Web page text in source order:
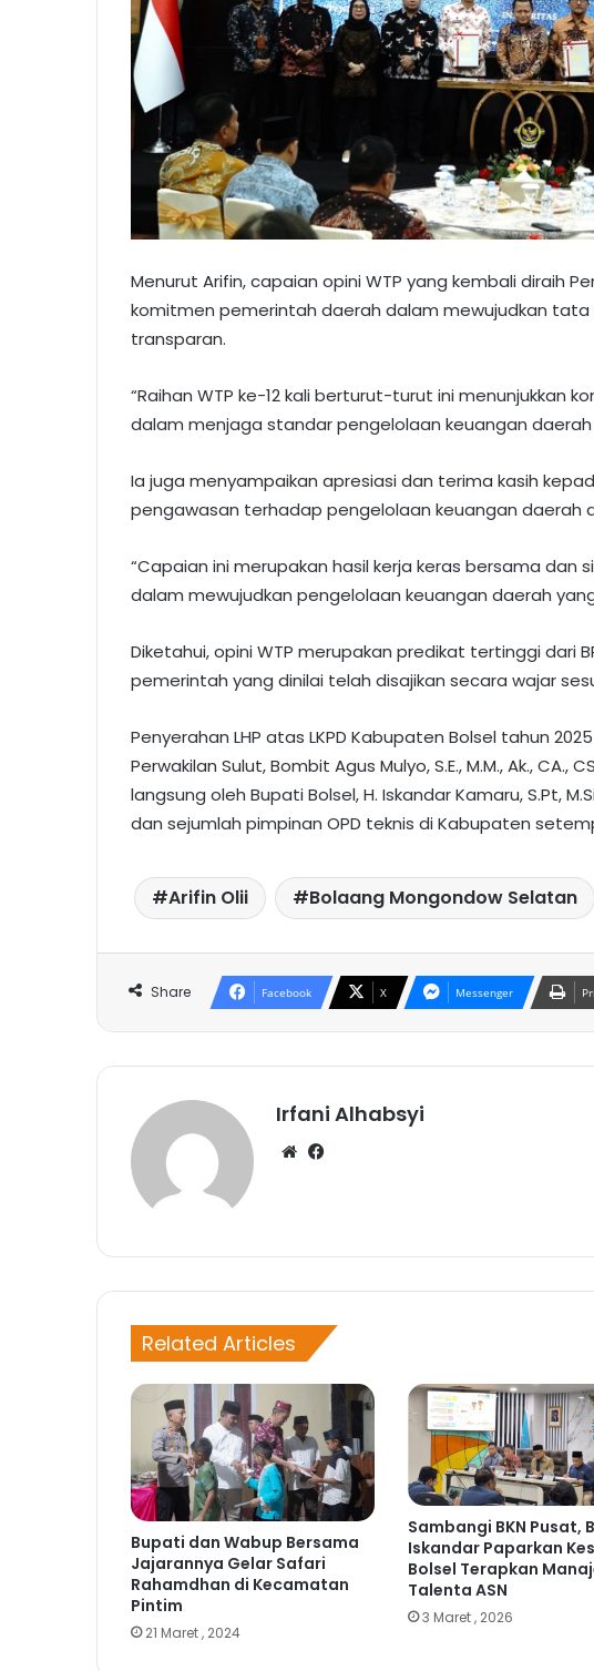
Menurut Arifin, capaian opini WTP yang kembali diraih
komitmen pemerintah daerah dalam mewujudkan
transparan.
“Raihan WTP ke-12 kali berturut-turut ini menunjukkan
dalam menjaga standar pengelolaan keuangan daerah
Ia juga menyampaikan apresiasi dan terima kasih
pengawasan terhadap pengelolaan keuangan daerah
“Capaian ini merupakan hasil kerja keras bersama dan
dalam mewujudkan pengelolaan keuangan daerah
Diketahui, opini WTP merupakan predikat tertinggi dari
pemerintah yang dinilai telah disajikan secara wajar
Penyerahan LHP atas LKPD Kabupaten Bolsel tahun
Perwakilan Sulut, Bombit Agus Mulyo, S.E., M.M., Ak., CA.,
langsung oleh Bupati Bolsel, H. Iskandar Kamaru, S.Pt,
dan sejumlah pimpinan OPD teknis di Kabupaten
Arifin Olii Bolaang Mongondow Selatan
Share Facebook X Messenger
Irfani Alhabsyi
W
Related Articles
Bupati dan Wabup Bersama
Jajarannya Gelar Safari
Rahamdhan di Kecamatan
Pintim
21 Maret , 2024
Sambangi BKN Pusat,
Iskandar Paparkan
Bolsel Terapkan
Talenta ASN
3 Maret , 2026